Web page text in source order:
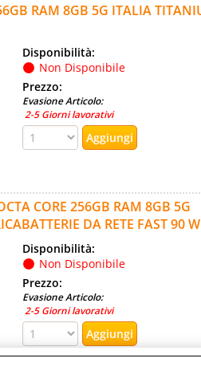
RAM 8GB 5G ITALIA
Disponibilità:
Non Disponibile
Prezzo:
Evasione Articolo:
2-5 Giorni lavorativi
CORE 256GB RAM 8GB 5G
DA RETE FAST 90 W
Disponibilità:
Non Disponibile
Prezzo:
Evasione Articolo:
2-5 Giorni lavorativi